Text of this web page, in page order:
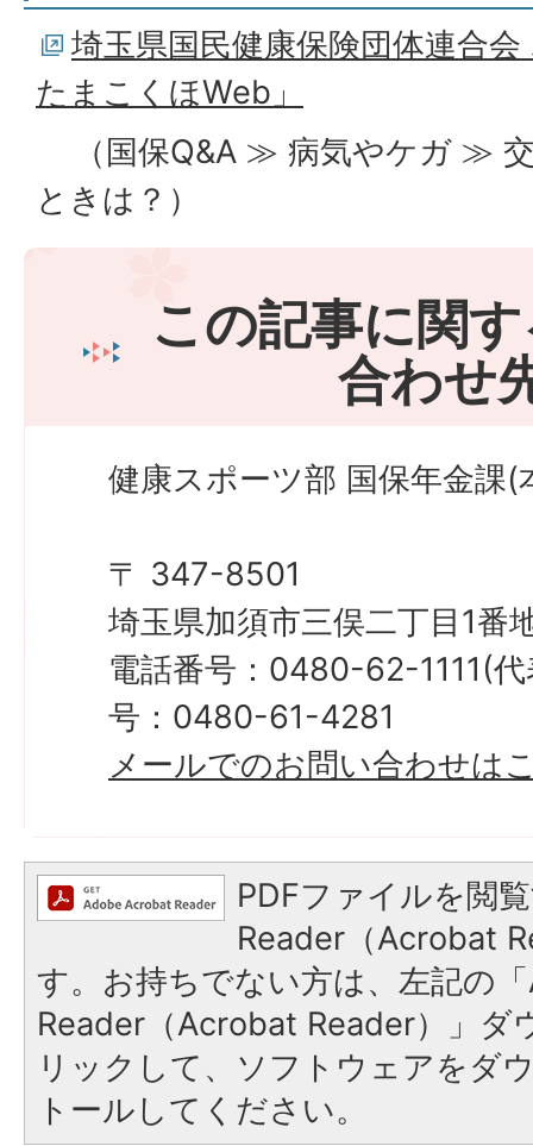
埼玉県国民健康保険団体連合
たまこくほWeb」
（国保Q&A ≫ 病気やケガ ≫
ときは？）
この記事に関
合わせ
健康スポーツ部 国保年金課(
〒 347-8501
埼玉県加須市三俣二丁目1番
電話番号：0480-62-1111(
号：0480-61-4281
メールでのお問い合わせは
PDFファイルを閲
Reader（Acrobat
す。お持ちでない方は、左記の
Reader（Acrobat Reader）」ダ
リックして、ソフトウェアをダ
トールしてください。